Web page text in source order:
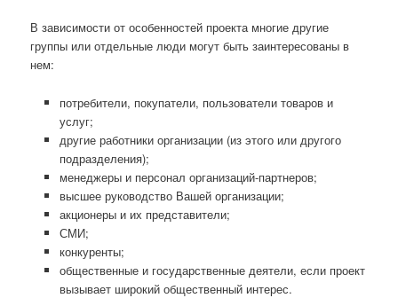
В зависимости от особенностей проекта многие другие
группы или отдельные люди могут быть заинтересованы в
нем:
потребители, покупатели, пользователи товаров и
услуг;
другие работники организации (из этого или другого
подразделения);
менеджеры и персонал организаций-партнеров;
высшее руководство Вашей организации;
акционеры и их представители;
СМИ;
конкуренты;
общественные и государственные деятели, если проект
вызывает широкий общественный интерес.